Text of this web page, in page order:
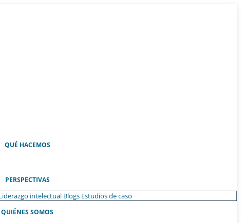
QUÉ HACEMOS
PERSPECTIVAS
intelectual Blogs Estudios de caso
QUIÉNES SOMOS